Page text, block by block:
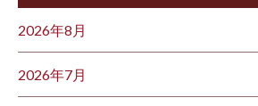
2026年8月
2026年7月